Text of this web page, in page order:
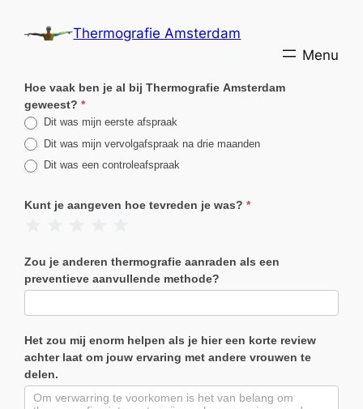
naar
inhoud
Thermografie Amsterdam
Hoe vaak ben je al bij Thermografie Amsterdam
geweest?*
Dit was mijn eerste afspraak
Dit was mijn vervolgafspraak na drie maanden
Dit was een controleafspraak
Kunt je aangeven hoe tevreden je was?*
Zou je anderen thermografie aanraden als een
preventieve aanvullende methode?
Het zou mij enorm helpen als je hier een korte review
achter laat om jouw ervaring met andere vrouwen te
delen.